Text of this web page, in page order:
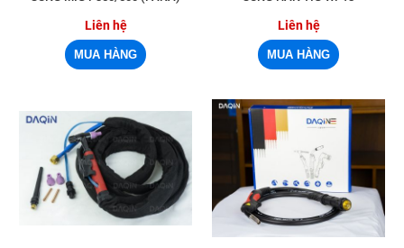
Liên hệ Liên hệ